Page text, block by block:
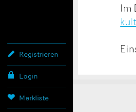
Registrieren
Login
Merkliste
Im